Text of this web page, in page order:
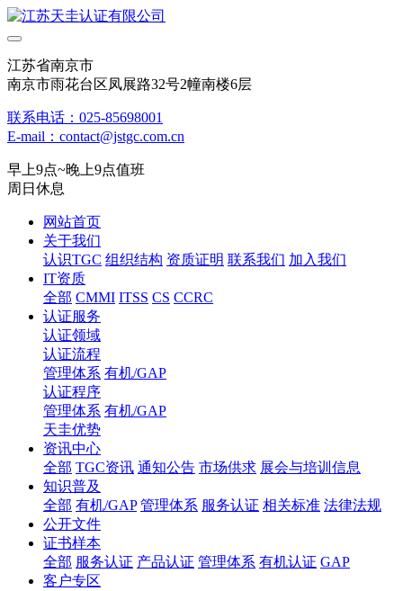
江苏省南京市
南京市雨花台区凤展路32号2幢南楼6层
联系电话：025-85698001
E-mail：contact@jstgc.com.cn
早上9点~晚上9点值班
周日休息
网站首页
关于我们
认识TGC 组织结构 资质证明 联系我们 加入我们
IT资质
全部 CMMI ITSS CS CCRC
认证服务
认证领域
认证流程
管理体系 有机/GAP
认证程序
管理体系 有机/GAP
天圭优势
资讯中心
全部 TGC资讯 通知公告 市场供求 展会与培训信息
知识普及
全部 有机/GAP 管理体系 服务认证 相关标准 法律法规
公开文件
证书样本
全部 服务认证 产品认证 管理体系 有机认证 GAP
客户专区